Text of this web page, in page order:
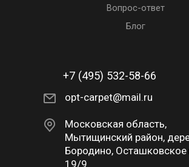
Вопрос-ответ
Блог
+7 (495) 532-58-66
opt-carpet@mail.ru
Московская область,
Мытищинский район,
Бородино,
19/9